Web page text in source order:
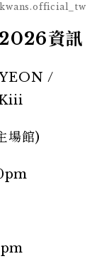
資訊
/
場館)